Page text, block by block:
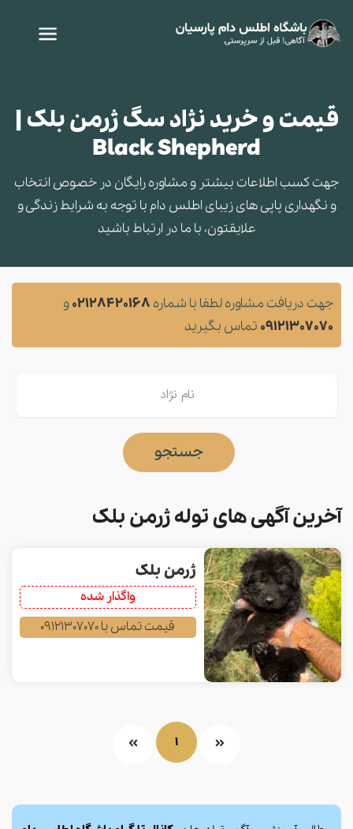
قیمت و خرید نژاد سگ ژرمن بلک |
Black Shepherd
جهت کسب اطلاعات بیشتر و مشاوره‌ رایگان در خصوص انتخاب
و نگهداری پاپی های زیبای اطلس دام با توجه به شرایط زندگی و
علایقتون، با ما در ارتباط باشید
جهت دریافت مشاوره لطفا با شماره 02128420168و
09121307070 تماس بگیرید
جستجو
آخرین آگهی های توله ژرمن بلک
ژرمن بلک
واگذار شده
قیمت تماس با 09121307070
1